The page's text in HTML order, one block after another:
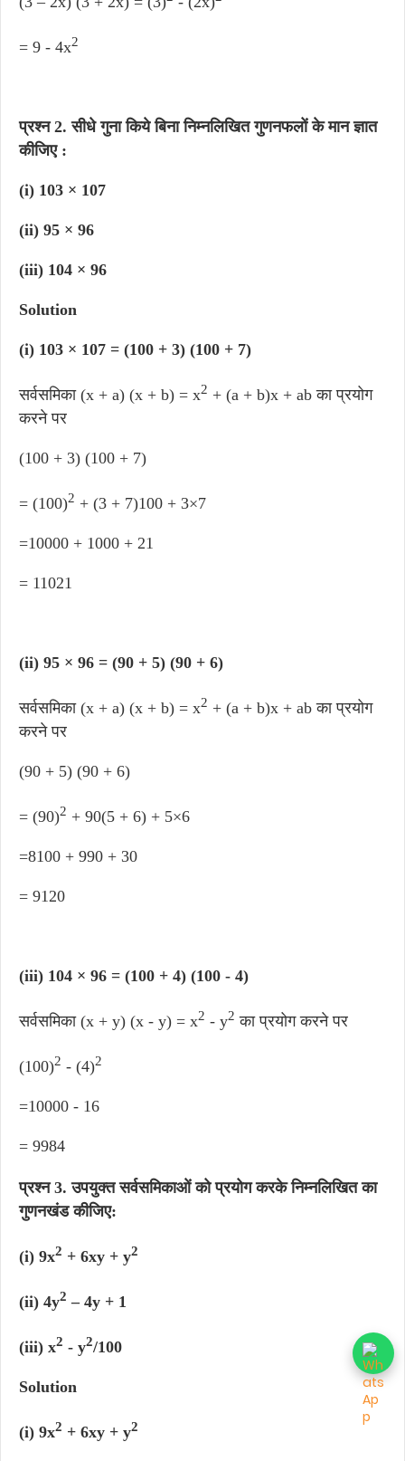
= 9 - 4x2
प्रश्न 2.सीधे गुना किये बिना निम्नलिखित गुणनफलों के मान ज्ञात
कीजिए :
(i) 103 × 107
(ii) 95 × 96
(iii) 104 × 96
Solution
(i) 103 × 107 = (100 + 3) (100 + 7)
सर्वसमिका (x + a) (x + b) = x2 + (a + b)x + ab का प्रयोग
करने पर
(100 + 3) (100 + 7)
= (100)2 ​ + (3 + 7)100 + 3×7
=10000 + 1000 + 21
= 11021
(ii) 95 × 96 = (90 + 5) (90 + 6)
सर्वसमिका (x + a) (x + b) = x2 + (a + b)x + ab का प्रयोग
करने पर
(90 + 5) (90 + 6)
= (90)2 ​ + 90(5 + 6) + 5×6
=8100 + 990 + 30
= 9120
(iii) 104 × 96 = (100 + 4) (100 - 4)
सर्वसमिका (x + y) (x - y) = x2 - y2 का प्रयोग करने पर ​
(100)2 - (4)2
=10000 - 16
= 9984
प्रश्न 3.उपयुक्त सर्वसमिकाओं को प्रयोग करके निम्नलिखित का
गुणनखंड कीजिए:
(i) 9x2 + 6xy + y2
(ii) 4y2 – 4y + 1
(iii) x2 - y2/100
Solution
(i) 9x2 + 6xy + y2